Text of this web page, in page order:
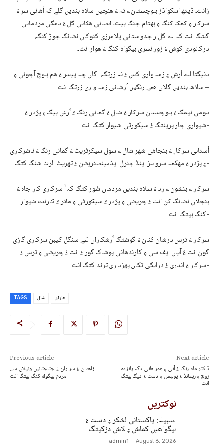
زانت۔ ڈیتھ اسکواڈز بلوچستان ءِ تہ ءَ ھنچیں سلاہ بندیں گلے کہ آھانی سر ءَ
سرکار ءِ کمک کنگ ءِ بھتام جنگ بیت۔ انسانی ھکانی گل ءُ دمگی مردمانی
گشگ انت کہ اے گل راجدوستانی پلامرزی کنوکاں نشانگ جوڑ کنگ،
درکانودی کوش ءُ زورانسری بیگواہ کنگ ءَ ھوار انت۔
دنیگتا اے اُرش ءِ زمہ واری کس ءَ نہ زرتگ، اگاں چہ پیسر ءَ ھم بلوچ آجوئی ءِ
سلاھ بندیں گلاں ھمے رنگیں اُرشانی زمہ واری زرتگ انت –
دومی نیمگ ءَ بلوچستان سرکار ءَ شال ءَ گمانی رنگ ءَ اُرش بیگ ءِ پژدر ءَ
شیواری جار پرینتگ ءُ سیکورٹی شیوار کتگ انت-
اُستانی سرکار ءَ بنجاھی شھر شال ءِ سول سیکرٹریٹ ءَ گمانی رنگ ءَ ناشرکاری
ءِ پژدر ءَ مھکمہ سروسز اینڈ جنرل ایڈمینسٹریشن ءَ تھریٹ الرٹ شنگ کتگ-
سرکار ءِ بنشون ءِ رد ءَ سلاہ بندیں مردماں شَور کتگ کہ آ سرکاری کار جاہ ءُ
بنجلاں نشانگ کن انت ءُ چریشی ءِ پژدر ءَ سیکورٹی ءِ ھاتر ءَ کارندہ شیوار
کنگ بیتگ انت-
سرکار ءَ ترس درشان کنان ءَ گوشتگ اُرشکاراں سَے سنگل کیبن سرکاری گاڑی
گون انت ءُ آیاں ایف سی ءِ کارندھانی پوشاک گور ءَ انت ءُ چریشی ءِ ترس ءَ
سرکار ءَ اندری ءُ درایگی تکاں پھزداری ترند کتگ انت-
TAGS شال ھاران
Previous article
زاھدان ءُ سراوان ءَ جتاجتائیں وئیلاں سے
مردم بیگواہ کنگ بیتگ انت
Next article
ڈاکٹر ماہ رنگ ءُ آئی ءِ ھمراھانی دگہ پانزدہ
روچ ءِ ریمانڈ ءَ پولیس ءِ دست ءَ دیگ بیتگ
انت
نوکتریں
لسبیلہ: پاکستانی لشکر ءِ دست ءَ
بیگواھیں کماش ءِ لاش دزکپتگ
admin1 - August 6, 2026